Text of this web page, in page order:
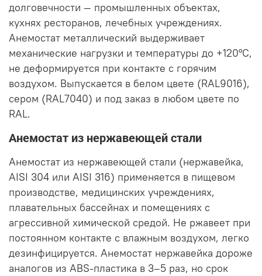
долговечности — промышленных объектах,
кухнях ресторанов, лечебных учреждениях.
Анемостат металлический выдерживает
механические нагрузки и температуры до +120°C,
не деформируется при контакте с горячим
воздухом. Выпускается в белом цвете (RAL9016),
сером (RAL7040) и под заказ в любом цвете по
RAL.
Анемостат из нержавеющей стали
Анемостат из нержавеющей стали (нержавейка,
AISI 304 или AISI 316) применяется в пищевом
производстве, медицинских учреждениях,
плавательных бассейнах и помещениях с
агрессивной химической средой. Не ржавеет при
постоянном контакте с влажным воздухом, легко
дезинфицируется. Анемостат нержавейка дороже
аналогов из ABS-пластика в 3–5 раз, но срок